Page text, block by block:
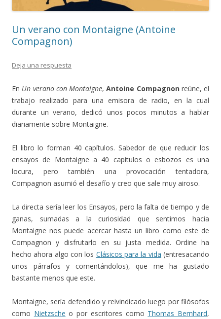
Un verano con Montaigne (Antoine
Compagnon)
Deja una respuesta
En Un verano con Montaigne,Antoine Compagnonreúne, el
trabajo realizado para una emisora de radio, en la cual
durante un verano, dedicó unos pocos minutos a hablar
diariamente sobre Montaigne.
El libro lo forman 40 capítulos. Sabedor de que reducir los
ensayos de Montaigne a 40 capítulos o esbozos es una
locura, pero también una provocación tentadora,
Compagnon asumió el desafío y creo que sale muy airoso.
La directa sería leer los Ensayos, pero la falta de tiempo y de
ganas, sumadas a la curiosidad que sentimos hacia
Montaigne nos puede acercar hasta un libro como este de
Compagnon y disfrutarlo en su justa medida. Ordine ha
hecho ahora algo con los Clásicos para la vida (entresacando
unos párrafos y comentándolos), que me ha gustado
bastante menos que este.
Montaigne, sería defendido y reivindicado luego por filósofos
como Nietzsche o por escritores como Thomas Bernhard,